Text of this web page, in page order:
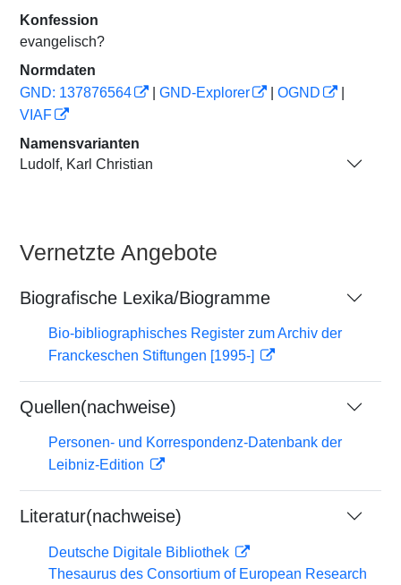
Konfession
evangelisch?
Normdaten
GND: 137876564
GND-Explorer OGND
VIAF
Namensvarianten
Ludolf, Karl Christian
Vernetzte Angebote
Biografische Lexika/Biogramme
Bio-bibliographisches Register zum Archiv der
Franckeschen Stiftungen [1995-]
Quellen(nachweise)
Personen- und Korrespondenz-Datenbank der
Leibniz-Edition
Literatur(nachweise)
Deutsche Digitale Bibliothek
Thesaurus des Consortium of European Research